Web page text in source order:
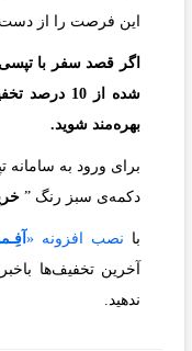
این فرصت را از دست
اگر قصد سفر با تپسی
بهره‌مند شوید.
برای ورود به سامانه
دکمه‌ی سبز رنگ ”
با نصب افزونه «
آخرین تخفیف‌ها
ندهید.